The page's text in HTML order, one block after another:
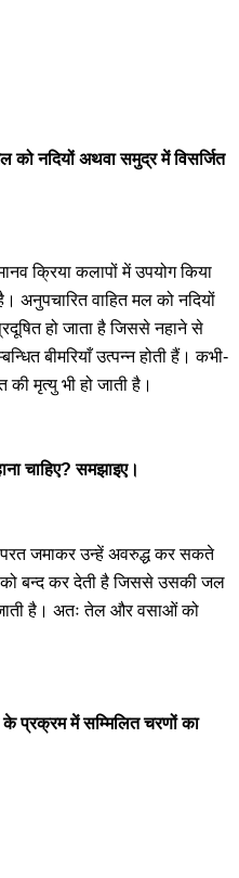
को नदियों अथवा समुद्र में विसर्जित
क्रिया कलापों में उपयोग किया
अनुपचारित वाहित मल को नदियों
हो जाता है जिससे नहाने से
बीमरियाँ उत्पन्न होती हैं। कभी-
की मृत्यु भी हो जाती है।
चाहिए? समझाइए।
परत जमाकर उन्हें अवरुद्ध कर सकते
को बन्द कर देती है जिससे उसकी जल
है। अतः तेल और वसाओं को
प्रक्रम में सम्मिलित चरणों का